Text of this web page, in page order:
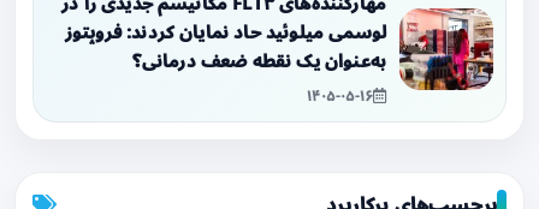
لوسمی میلوئید حاد نمایان کردند: فروپتوز
به‌عنوان یک نقطه ضعف درمانی؟
۱۴۰۵-۰۵-۱۶